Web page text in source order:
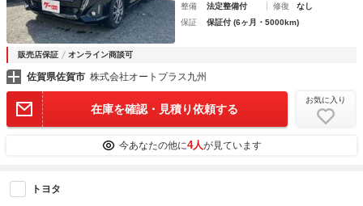
整備
法定整備付 修復
なし
保証
保証付 (6ヶ月・5000km)
販売店保証 オンライン商談可
佐賀県佐賀市 株式会社オートプラス九州
在庫を確認・見積り依頼する
お気に入り
今あなたの他に4人が見ています
トヨタ